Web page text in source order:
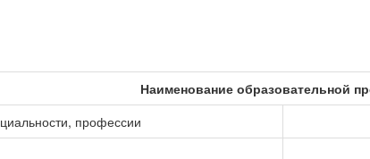
Наименование образовательной
профессии